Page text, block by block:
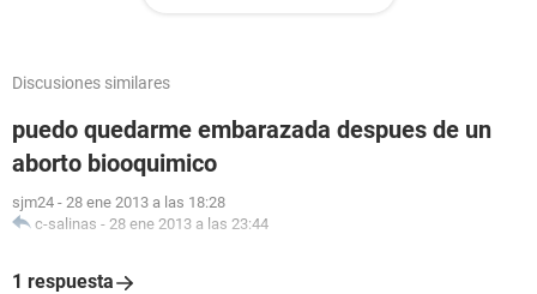
Discusiones similares
puedo quedarme embarazada despues de un
aborto biooquimico
sjm24 - 28 ene 2013 a las 18:28
c-salinas - 28 ene 2013 a las 23:44
1 respuesta